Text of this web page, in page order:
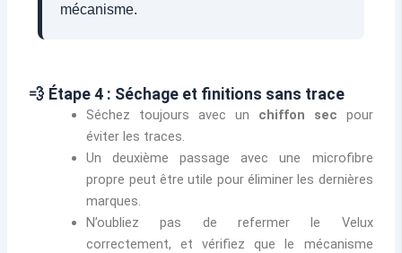
mécanisme.
💨 Étape 4 : Séchage et finitions sans trace
Séchez toujours avec un chiffon sec pour
éviter les traces.
Un deuxième passage avec une microfibre
propre peut être utile pour éliminer les dernières
marques.
N’oubliez pas de refermer le Velux
correctement, et vérifiez que le mécanisme